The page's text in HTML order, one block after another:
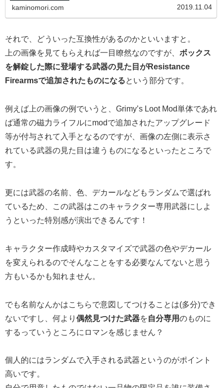
kaminomori.com 2019.11.04
それで、どういった互換性があるのかといいますと。
上の画像を見てもらえれば一目瞭然なのですが、 ボックス
を解錠した際に登場する武器の見た目がResistance
Firearmsで追加されたものになるという部分です。
例えば上の画像の例でいうと、Grimy’s Loot Mod単体であれ
ば通常の磁力ライフルにmodで追加されたアップグレード
等が付与されて入手となるのですが、画像の左側に表示さ
れている武器の見た目は違うものになるといったところで
す。
更には武器の名前、色、デカールなどもランダムで選ばれ
ているため、この武器はこのキャラクター専用武器にしよ
うといった特別感が演出できるんです！
キャラクター作成時やカスタマイズで武器の色やデカール
を変えられるのでそんなことをする必要なんてないと思う
方もいるかも知れません。
でも名前なんかはこちらで意図してつけることは(多分)でき
ないですし、何より 偶然見つけた武器を自分専用のものに
するっていうところにロマンを感じません？
個人的にはランダムで入手される武器というのがポイント
高いです。